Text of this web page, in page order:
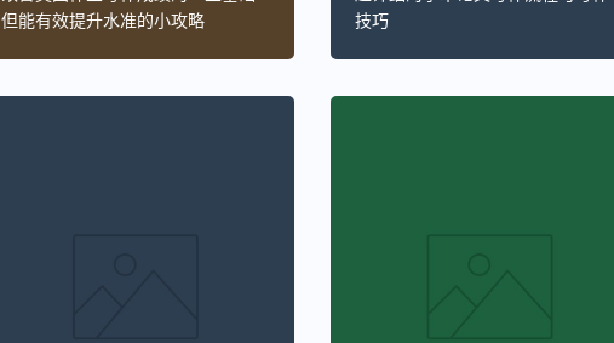
但能有效提升水准的小攻略
技巧